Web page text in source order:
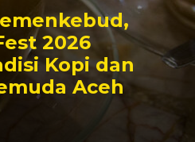
2026
Kopi dan
Aceh